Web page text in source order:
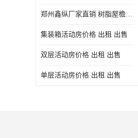
郑州鑫纵厂家直销 树脂屋檐装饰塑料琉璃瓦片 中式仿古瓦的特点 价格
集装箱活动房价格 出租 出售
双层活动房价格 出租 出售
单层活动房价格 出租 出售